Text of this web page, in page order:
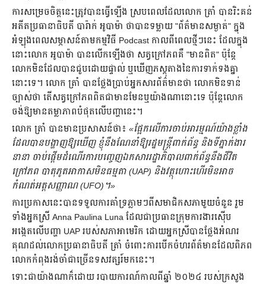
ការសម្រេចចិត្តនេះត្រូវបានធ្វើឡើង ស្របពេលដែលលោក ត្រាំ បានរិះគន់
អតីតប្រធានាធិបតី បារ៉ាក់ អូបាម៉ា ថាបានទម្លាយ "ព័ត៌មានសម្ងាត់" ក្នុង
អំឡុងពេលសម្ភាសន៍តាមកម្មវិធី Podcast កាលពីពេលថ្មីៗនេះ ដែលក្នុង
នោះលោក អូបាម៉ា បានលើកឡើងថា សត្វក្រៅភពគឺ "មានពិត" ប៉ុន្តែ
លោកមិនដែលបានជួបដោយផ្ទាល់ ឬឃើញភស្តុតាងនៃការទាក់ទងគ្នា
នោះទេ។ លោក ត្រាំ បានថ្លែងប្រាប់អ្នកសារព័ត៌មានថា លោកមិនទាន់
ច្បាស់ថា តើសត្វក្រៅភពពិតជាមានមែនឬយ៉ាងណានោះទេ ប៉ុន្តែលោក
ចង់ឱ្យមានតម្លាភាពបំផុតលើបញ្ហានេះ។
លោក ត្រាំ បានមានប្រសាសន៍ថា៖ «ផ្អែកលើការចាប់អារម្មណ៍យ៉ាងខ្លាំង
ដែលបានបង្ហាញឱ្យឃើញ ខ្ញុំនឹងណែនាំឱ្យរដ្ឋមន្ត្រីពាក់ព័ន្ធ និងទីភ្នាក់ងារ
នានា ចាប់ផ្ដើមដំណើរការបញ្ចេញឯកសាររដ្ឋាភិបាលពាក់ព័ន្ធនឹងជីវិត
ក្រៅភព បាតុភូតអាកាសមិនធម្មតា (UAP) និងវត្ថុហោះហើរមិនអាច
កំណត់អត្តសញ្ញាណ (UFO)។»
ការប្រកាសនេះបានទទួលការគាំទ្រភ្លាមៗពីសមាជិកសភាមួយចំនួន រួម
ទាំងអ្នកស្រី Anna Paulina Luna ដែលជាប្រធានក្រុមការងារស៊ើប
អង្កេតលើបញ្ហា UAP របស់សភាអាមេរិក ដោយអ្នកស្រីបានថ្លែងអំណរ
គុណដល់លោកប្រធានាធិបតី ត្រាំ ចំពោះការបើកចំហរព័ត៌មានដែលពិភព
លោកកំពុងរង់ចាំជាច្រើនទសវត្សរ៍មកនេះ។
ទោះជាយ៉ាងណាក៏ដោយ របាយការណ៍កាលពីឆ្នាំ ២០២៤ របស់ក្រសួង